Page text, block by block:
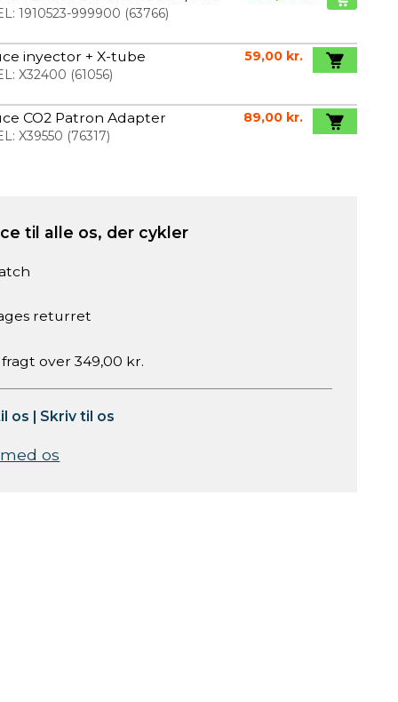
1910523-999900 (63766)
inyector + X-tube
X32400 (61056)
59,00 kr.
CO2 Patron Adapter
X39550 (76317)
89,00 kr.
til alle os, der cykler
returret
fragt over 349,00 kr.
os | Skriv til os
os